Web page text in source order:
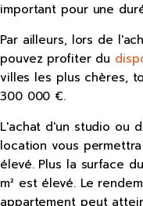
important pour une
Par ailleurs, lors de
pouvez profiter du
villes les plus chères,
300 000 €.
L'achat d'un studio ou
location vous
élevé. Plus la surface
m² est élevé. Le
appartement peut